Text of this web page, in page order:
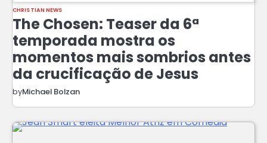
CHRISTIAN NEWS
The Chosen: Teaser da 6ª
temporada mostra os
momentos mais sombrios antes
da crucificação de Jesus
byMichael Bolzan